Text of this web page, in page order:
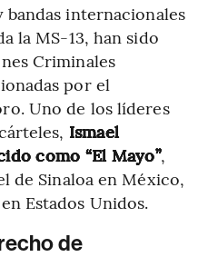
bandas internacionales
la MS-13, han sido
Criminales
por el
Uno de los líderes
Ismael
como “El Mayo”,
de Sinaloa en México,
Estados Unidos.
de